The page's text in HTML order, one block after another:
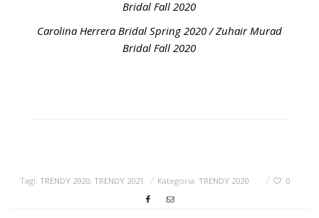
Bridal Fall 2020
Carolina Herrera Bridal Spring 2020 / Zuhair Murad
Bridal Fall 2020
Tagi: TRENDY 2020, TRENDY 2021 Kategoria: TRENDY 2020 0